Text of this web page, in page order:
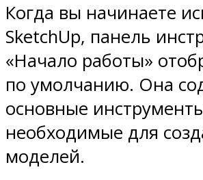
Когда вы начинаете
SketchUp, панель
«Начало работы»
по умолчанию. Она
основные
необходимые для
моделей.